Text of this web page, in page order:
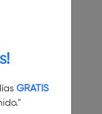
GRATIS